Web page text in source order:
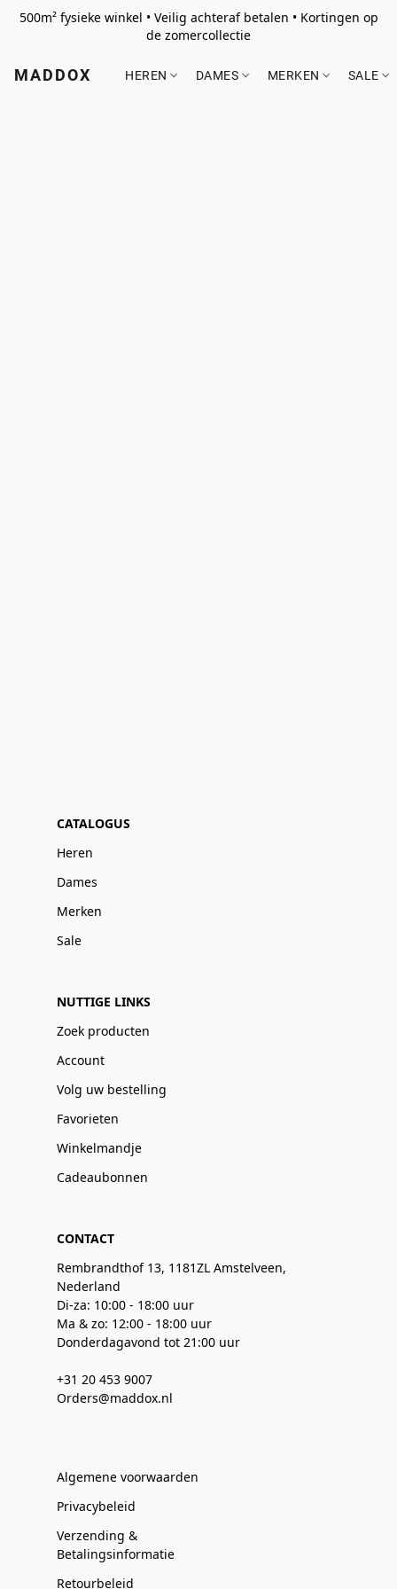
500m² fysieke winkel • Veilig achteraf betalen • Kortingen op
de zomercollectie
MADDOX HEREN DAMES MERKEN SALE
CATALOGUS
Heren
Dames
Merken
Sale
NUTTIGE LINKS
Zoek producten
Account
Volg uw bestelling
Favorieten
Winkelmandje
Cadeaubonnen
CONTACT
Rembrandthof 13, 1181ZL Amstelveen,
Nederland
Di-za: 10:00 - 18:00 uur
Ma & zo: 12:00 - 18:00 uur
Donderdagavond tot 21:00 uur
+31 20 453 9007
Orders@maddox.nl
Algemene voorwaarden
Privacybeleid
Verzending &
Betalingsinformatie
Retourbeleid